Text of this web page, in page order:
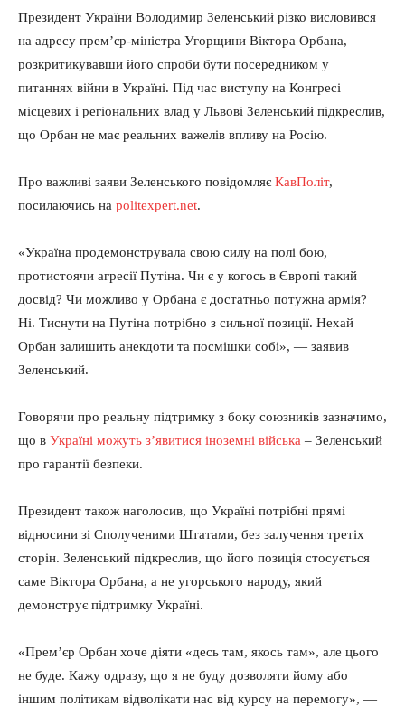
Президент України Володимир Зеленський різко висловився
на адресу прем’єр-міністра Угорщини Віктора Орбана,
розкритикувавши його спроби бути посередником у
питаннях війни в Україні. Під час виступу на Конгресі
місцевих і регіональних влад у Львові Зеленський підкреслив,
що Орбан не має реальних важелів впливу на Росію.
Про важливі заяви Зеленського повідомляє КавПоліт,
посилаючись на politexpert.net.
«Україна продемонструвала свою силу на полі бою,
протистоячи агресії Путіна. Чи є у когось в Європі такий
досвід? Чи можливо у Орбана є достатньо потужна армія?
Ні. Тиснути на Путіна потрібно з сильної позиції. Нехай
Орбан залишить анекдоти та посмішки собі», — заявив
Зеленський.
Говорячи про реальну підтримку з боку союзників зазначимо,
що в Україні можуть з’явитися іноземні війська – Зеленський
про гарантії безпеки.
Президент також наголосив, що Україні потрібні прямі
відносини зі Сполученими Штатами, без залучення третіх
сторін. Зеленський підкреслив, що його позиція стосується
саме Віктора Орбана, а не угорського народу, який
демонструє підтримку Україні.
«Прем’єр Орбан хоче діяти «десь там, якось там», але цього
не буде. Кажу одразу, що я не буду дозволяти йому або
іншим політикам відволікати нас від курсу на перемогу», —